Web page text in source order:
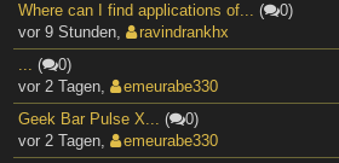
Where can I find applications of... (
0)
vor 9 Stunden,
ravindrankhx
... (
0)
vor 2 Tagen,
emeurabe330
Geek Bar Pulse X... (
0)
vor 2 Tagen,
emeurabe330